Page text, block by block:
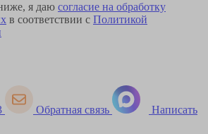
я даю согласие на обработку
в соответствии с Политикой
Обратная связь Написать